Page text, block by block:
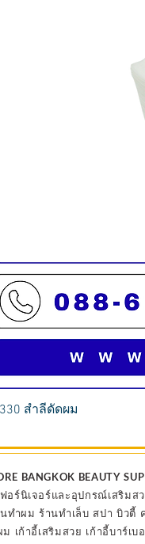
สำลีดัดผม
BANGKOK BEAUTY
อร์นิเจอร์และอุปกรณ์เสริมส
ทำผม ร้านทำเล็บ สปา บิวตี้
ม เก้าอี้เสริมสวย เก้าอี้บาร์เบ